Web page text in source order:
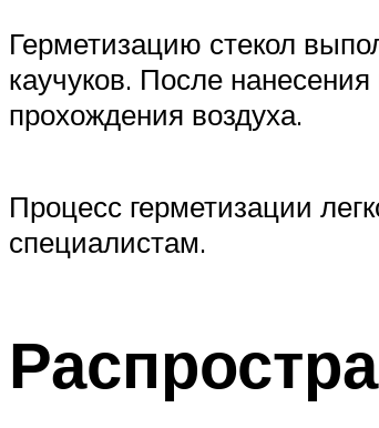
Герметизацию стекол
каучуков. После
прохождения воздуха.
Процесс герметизации
специалистам.